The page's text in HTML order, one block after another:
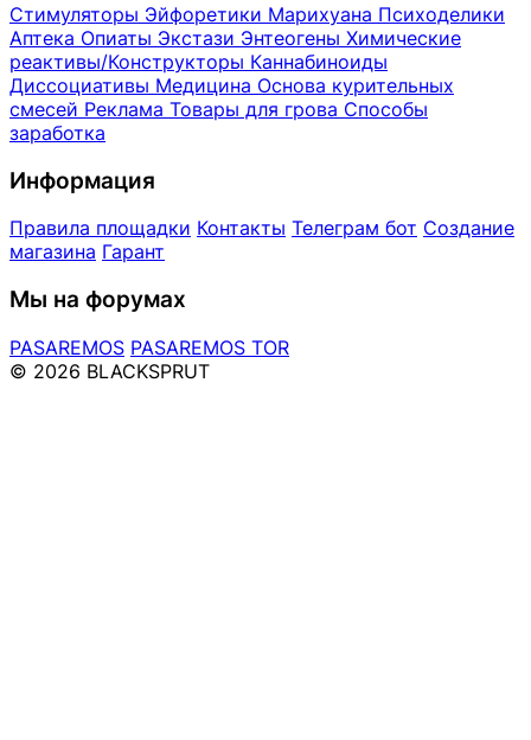
Стимуляторы Эйфоретики Марихуана Психоделики
Аптека Опиаты Экстази Энтеогены Химические
реактивы/Конструкторы Каннабиноиды
Диссоциативы Медицина Основа курительных
смесей Реклама Товары для грова Способы
заработка
Информация
Правила площадки Контакты Телеграм бот Создание
магазина Гарант
Мы на форумах
PASAREMOS PASAREMOS TOR
© 2026 BLACKSPRUT